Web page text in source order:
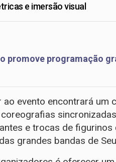
e imersão visual
promove programação
ao evento encontrará
e trocas de
grandes bandas de